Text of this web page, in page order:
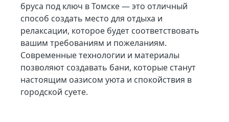
бруса под ключ в Томске — это отличный
способ создать место для отдыха и
релаксации, которое будет соответствовать
вашим требованиям и пожеланиям.
Современные технологии и материалы
позволяют создавать бани, которые станут
настоящим оазисом уюта и спокойствия в
городской суете.